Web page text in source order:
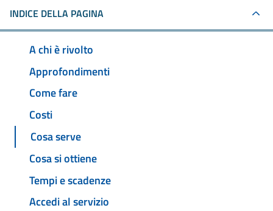
INDICE DELLA PAGINA
A chi è rivolto
Approfondimenti
Come fare
Costi
Cosa serve
Cosa si ottiene
Tempi e scadenze
Accedi al servizio